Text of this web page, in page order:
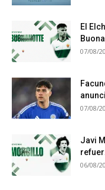
El
07/08/
07/08/
Javi
06/08/